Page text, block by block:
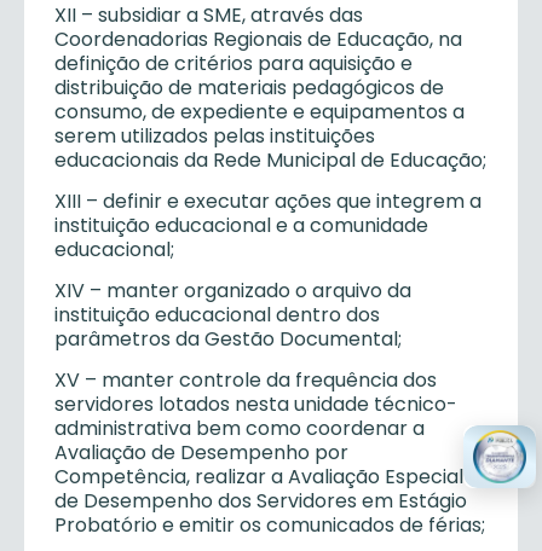
XII – subsidiar a SME, através das
Coordenadorias Regionais de Educação, na
definição de critérios para aquisição e
distribuição de materiais pedagógicos de
consumo, de expediente e equipamentos a
serem utilizados pelas instituições
educacionais da Rede Municipal de Educação;
XIII – definir e executar ações que integrem a
instituição educacional e a comunidade
educacional;
XIV – manter organizado o arquivo da
instituição educacional dentro dos
parâmetros da Gestão Documental;
XV – manter controle da frequência dos
servidores lotados nesta unidade técnico-
administrativa bem como coordenar a
Avaliação de Desempenho por
Competência, realizar a Avaliação Especial
de Desempenho dos Servidores em Estágio
Probatório e emitir os comunicados de férias;